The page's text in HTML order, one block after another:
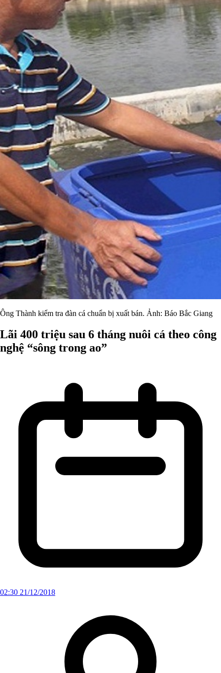
Ông Thành kiểm tra đàn cá chuẩn bị xuất bán. Ảnh: Báo Bắc Giang
Lãi 400 triệu sau 6 tháng nuôi cá theo công
nghệ “sông trong ao”
02:30 21/12/2018